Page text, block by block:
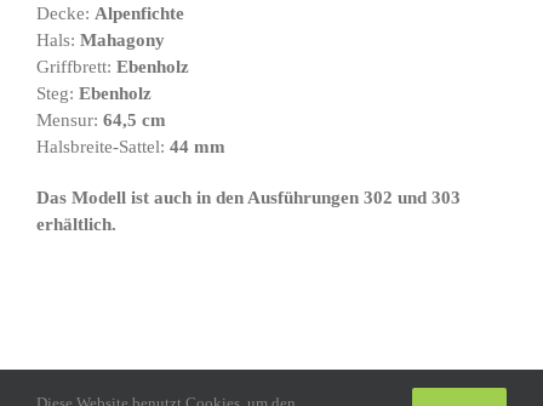
Decke: Alpenfichte
Hals: Mahagony
Griffbrett: Ebenholz
Steg: Ebenholz
Mensur: 64,5 cm
Halsbreite-Sattel: 44 mm
Das Modell ist auch in den Ausführungen 302 und 303
erhältlich.
Diese Website benutzt Cookies, um den